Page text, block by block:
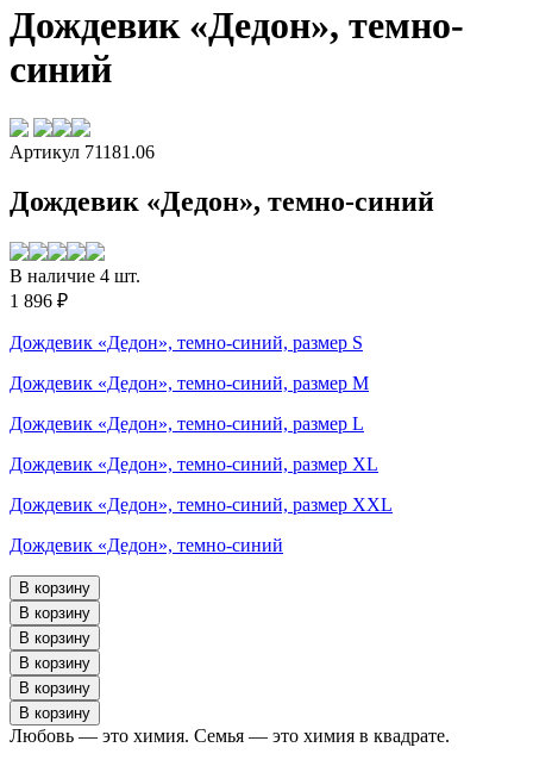
Дождевик «Дедон», темно-
синий
Артикул 71181.06
Дождевик «Дедон», темно-синий
В наличие 4 шт.
1 896 ₽
Дождевик «Дедон», темно-синий, размер S
Дождевик «Дедон», темно-синий, размер M
Дождевик «Дедон», темно-синий, размер L
Дождевик «Дедон», темно-синий, размер XL
Дождевик «Дедон», темно-синий, размер XXL
Дождевик «Дедон», темно-синий
Любовь — это химия. Семья — это химия в квадрате.